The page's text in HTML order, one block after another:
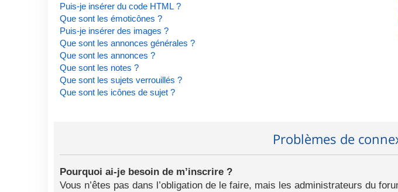
Puis-je insérer du code HTML ?
Que sont les émoticônes ?
Puis-je insérer des images ?
Que sont les annonces générales ?
Que sont les annonces ?
Que sont les notes ?
Que sont les sujets verrouillés ?
Que sont les icônes de sujet ?
Problèmes de
Pourquoi ai-je besoin de m’inscrire ?
Vous n’êtes pas dans l’obligation de le faire, mais les administrateurs du